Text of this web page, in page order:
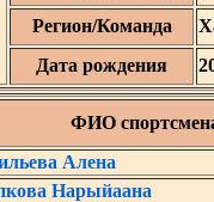
Регион/Команда
Дата рождения
ФИО
Алена
Нарыйаана